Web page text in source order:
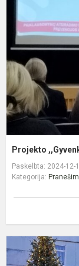
Projekto
Paskelbta: 2024-12-
Kategorija: